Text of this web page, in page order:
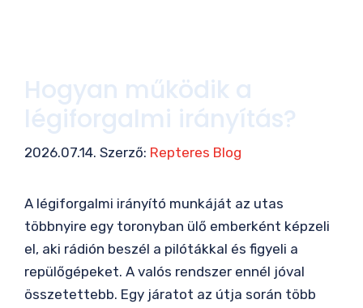
Hogyan működik a
légiforgalmi irányítás?
2026.07.14. Szerző: Repteres Blog
A légiforgalmi irányító munkáját az utas
többnyire egy toronyban ülő emberként képzeli
el, aki rádión beszél a pilótákkal és figyeli a
repülőgépeket. A valós rendszer ennél jóval
összetettebb. Egy járatot az útja során több